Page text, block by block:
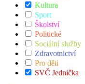
Kultura
Sport
Školství
Politické
Sociální služby
Zdravotnictví
Pro děti
SVČ Jednička